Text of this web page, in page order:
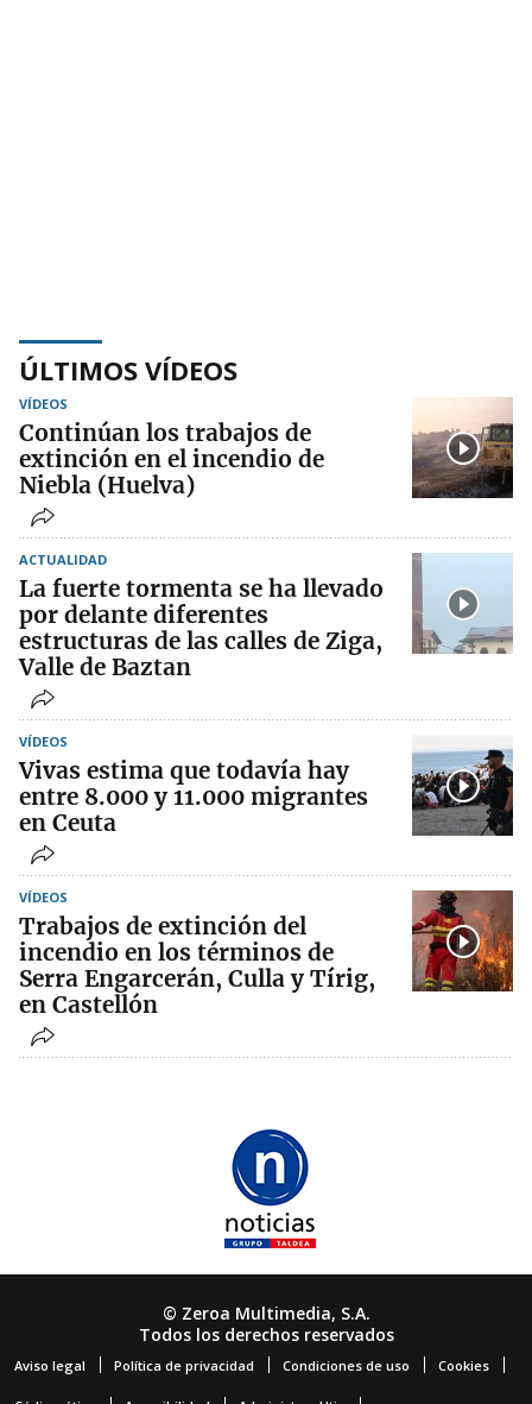
ÚLTIMOS VÍDEOS
VÍDEOS
Continúan los trabajos de
extinción en el incendio de
Niebla (Huelva)
ACTUALIDAD
La fuerte tormenta se ha llevado
por delante diferentes
estructuras de las calles de Ziga,
Valle de Baztan
VÍDEOS
Vivas estima que todavía hay
entre 8.000 y 11.000 migrantes
en Ceuta
VÍDEOS
Trabajos de extinción del
incendio en los términos de
Serra Engarcerán, Culla y Tírig,
en Castellón
© Zeroa Multimedia, S.A.
Todos los derechos reservados
Aviso legal Política de privacidad Condiciones de uso Cookies